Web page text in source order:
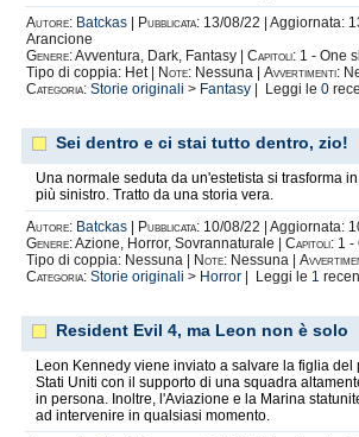
Autore: Batckas Pubblicata: 13/08/22 | Aggiornata:
Arancione
Genere:Avventura, Dark, Fantasy | Capitoli: 1 - One
Tipo di coppia: Het |
Note: Nessuna | Avvertimenti:
Categoria: Storie originali > Fantasy | Leggi le 0
Sei dentro e ci stai tutto dentro, zio!
Una normale seduta da un'estetista si trasforma
più sinistro. Tratto da una storia vera.
Autore: Batckas Pubblicata: 10/08/22 | Aggiornata:
Genere:Azione, Horror, Sovrannaturale | Capitoli: 1 -
Tipo di coppia: Nessuna |
Note: Nessuna |
Categoria: Storie originali > Horror | Leggi le 1
Resident Evil 4, ma Leon non è solo
Leon Kennedy viene inviato a salvare la figlia del
Stati Uniti con il supporto di una squadra
in persona. Inoltre, l'Aviazione e la Marina
ad intervenire in qualsiasi momento.